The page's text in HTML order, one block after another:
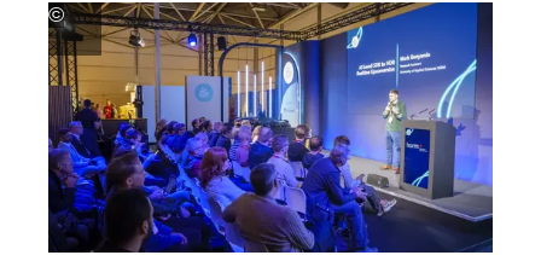
©
Ben
Donderer